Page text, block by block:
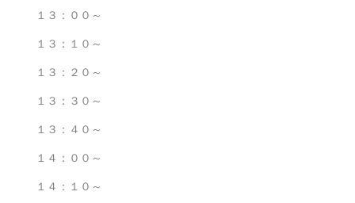
１３：００～
１３：１０～
１３：２０～
１３：３０～
１３：４０～
１４：００～
１４：１０～